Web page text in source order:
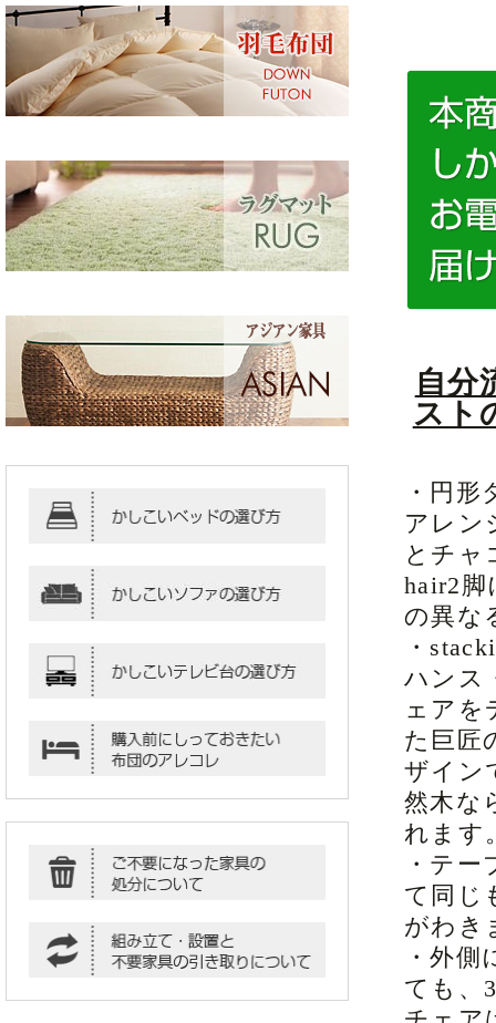
自分
スト
・円
アレン
とチャ
hair2脚
の異な
・
ハンス
ェアを
た巨匠
ザイン
然木な
れます
・テ
て同じ
がわき
・外
ても、